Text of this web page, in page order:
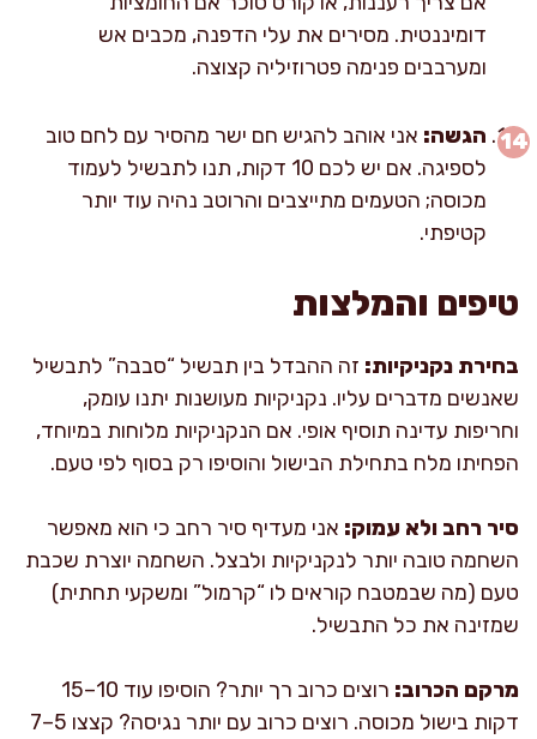
דומיננטית. מסירים את עלי הדפנה, מכבים אש
ומערבבים פנימה פטרוזיליה קצוצה.
הגשה: אני אוהב להגיש חם ישר מהסיר עם לחם טוב
לספיגה. אם יש לכם 10 דקות, תנו לתבשיל לעמוד
מכוסה; הטעמים מתייצבים והרוטב נהיה עוד יותר
קטיפתי.
טיפים והמלצות
בחירת נקניקיות: זה ההבדל בין תבשיל “סבבה” לתבשיל
שאנשים מדברים עליו. נקניקיות מעושנות יתנו עומק,
וחריפות עדינה תוסיף אופי. אם הנקניקיות מלוחות במיוחד,
הפחיתו מלח בתחילת הבישול והוסיפו רק בסוף לפי טעם.
סיר רחב ולא עמוק: אני מעדיף סיר רחב כי הוא מאפשר
השחמה טובה יותר לנקניקיות ולבצל. השחמה יוצרת שכבת
טעם (מה שבמטבח קוראים לו “קרמול” ומשקעי תחתית)
שמזינה את כל התבשיל.
מרקם הכרוב:
רוצים כרוב רך יותר? הוסיפו עוד 10–15
דקות בישול מכוסה. רוצים כרוב עם יותר נגיסה? קצצו 5–7